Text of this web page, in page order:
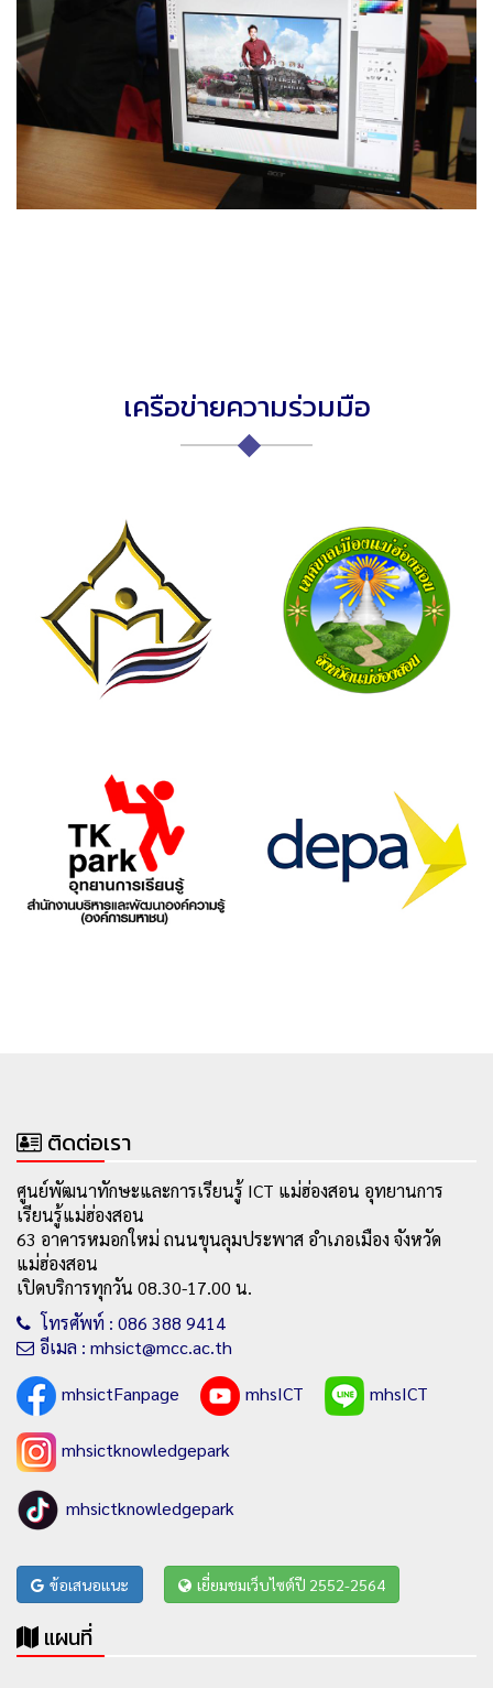
เครือข่ายความร่วมมือ
ติดต่อเรา
ศูนย์พัฒนาทักษะและการเรียนรู้ ICT แม่ฮ่องสอน อุทยานการ
เรียนรู้แม่ฮ่องสอน
63 อาคารหมอกใหม่ ถนนขุนลุมประพาส อำเภอเมือง จังหวัด
แม่ฮ่องสอน
เปิดบริการทุกวัน 08.30-17.00 น.
โทรศัพท์ : 086 388 9414
อีเมล : mhsict@mcc.ac.th
mhsictFanpage
mhsICT mhsICT
mhsictknowledgepark
mhsictknowledgepark
ข้อเสนอแนะ เยี่ยมชมเว็บไซต์ปี 2552-2564
แผนที่